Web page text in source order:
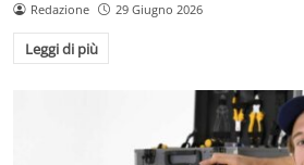
Redazione 29 Giugno 2026
Leggi di più